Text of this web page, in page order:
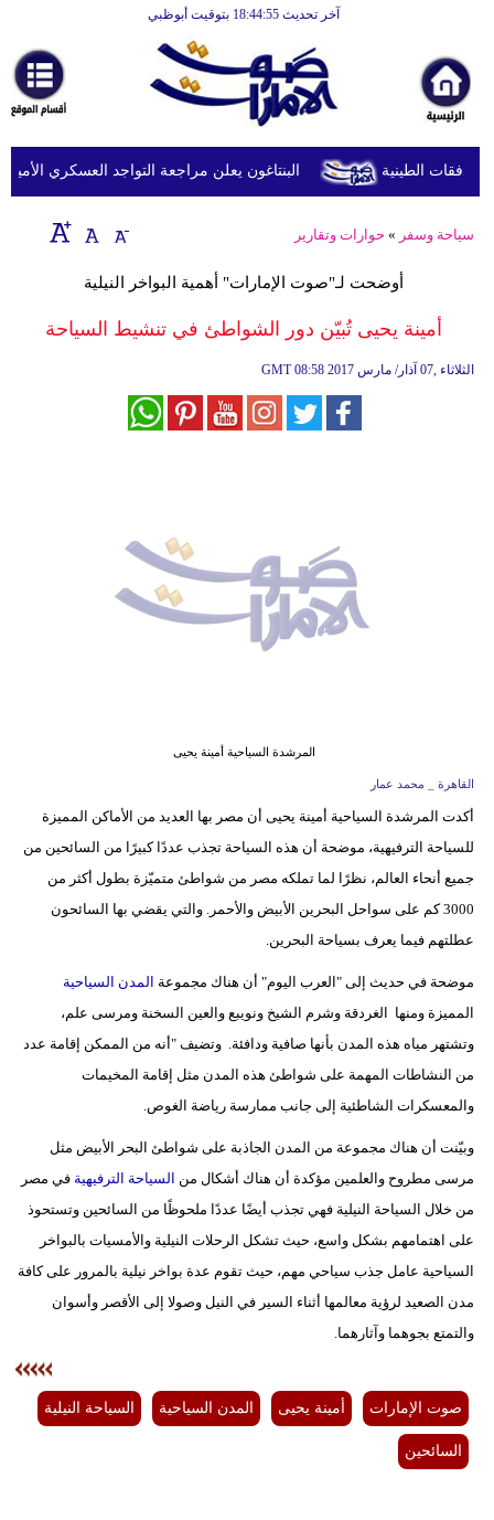
آخر تحديث 18:44:55 بتوقيت أبوظبي
أخبارعاجلة
رياضة
ثقافة
إقتصاد
إسلامية
علوم
وتكنولوجيا
مدوَّنات
أبراج
سيارات
البنتاغون يعلن مراجعة التواجد العسكري
سياحة وسفر » حوارات وتقارير
أوضحت لـ"صوت الإمارات" أهمية البواخر النيلية
أمينة يحيى تُبيّن دور الشواطئ في تنشيط السياحة
GMT 08:58 2017 الثلاثاء ,07 آذار/ مارس
المرشدة السياحية أمينة يحيى
القاهرة _ محمد عمار
أكدت المرشدة السياحية أمينة يحيى أن مصر بها العديد من الأماكن المميزة
للسياحة الترفيهية، موضحة أن هذه السياحة تجذب عددًا كبيرًا من السائحين من
جميع أنحاء العالم، نظرًا لما تملكه مصر من شواطئ متميّزة بطول أكثر من
3000 كم على سواحل البحرين الأبيض والأحمر. والتي يقضي بها السائحون
عطلتهم فيما يعرف بسياحة البحرين.
موضحة في حديث إلى "العرب اليوم" أن هناك مجموعة المدن السياحية
المميزة ومنها الغردقة وشرم الشيخ ونويبع والعين السخنة ومرسى علم،
وتشتهر مياه هذه المدن بأنها صافية ودافئة. وتضيف "أنه من الممكن إقامة عدد
من النشاطات المهمة على شواطئ هذه المدن مثل إقامة المخيمات
والمعسكرات الشاطئية إلى جانب ممارسة رياضة الغوص.
وبيّنت أن هناك مجموعة من المدن الجاذبة على شواطئ البحر الأبيض مثل
مرسى مطروح والعلمين مؤكدة أن هناك أشكال من السياحة الترفيهية في مصر
من خلال السياحة النيلية فهي تجذب أيضًا عددًا ملحوظًا من السائحين وتستحوذ
على اهتمامهم بشكل واسع، حيث تشكل الرحلات النيلية والأمسيات بالبواخر
السياحية عامل جذب سياحي مهم، حيث تقوم عدة بواخر نيلية بالمرور على كافة
مدن الصعيد لرؤية معالمها أثناء السير في النيل وصولا إلى الأقصر وأسوان
والتمتع بجوهما وآثارهما.
صوت الإمارات أمينة يحيى المدن السياحية السياحة النيلية
السائحين